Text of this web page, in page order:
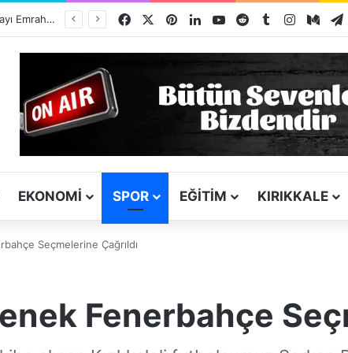
Facebook PinterestLinkedInYouTubeRedditTumblrInstagram
EKONOMI SPOR EĞITIM KIRIKKALE
Seçmelerine Çağrıldı
Fenerbahçe